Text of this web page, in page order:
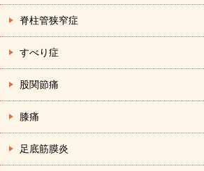
脊柱管狭窄症
すべり症
股関節痛
膝痛
足底筋膜炎